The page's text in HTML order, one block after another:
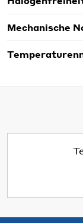
Mechanische